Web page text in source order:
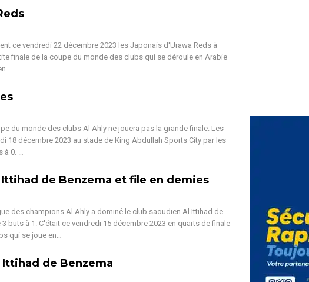
ce vendredi 22 décembre 2023 les Japonais d'Urawa Reds à
finale de la coupe du monde des clubs qui se déroule en Arabie
du monde des clubs Al Ahly ne jouera pas la grande finale. Les
18 décembre 2023 au stade de King Abdullah Sports City par les
0. …
de Benzema et file en demies
des champions Al Ahly a dominé le club saoudien Al Ittihad de
buts à 1. C'était ce vendredi 15 décembre 2023 en quarts de finale
qui se joue en…
Ittihad de Benzema